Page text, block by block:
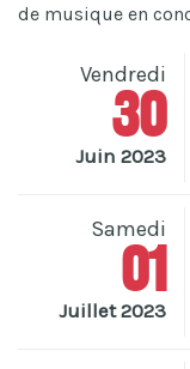
de musique en
Vendredi
30
Juin 2023
Samedi
01
Juillet 2023